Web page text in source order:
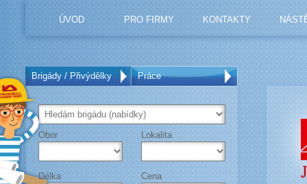
ÚVOD PRO FIRMY KONTAKTY
Brigády / Přivýdělky Práce
Obor Lokalita
Délka Cena